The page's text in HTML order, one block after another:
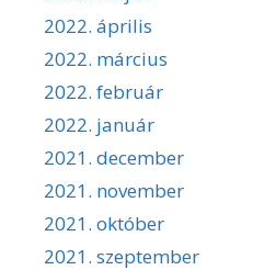
2022. április
2022. március
2022. február
2022. január
2021. december
2021. november
2021. október
2021. szeptember